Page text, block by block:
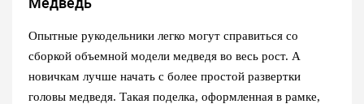
Опытные рукодельники легко могут справиться со
сборкой объемной модели медведя во весь рост. А
новичкам лучше начать с более простой развертки
головы медведя. Такая поделка, оформленная в рамке,